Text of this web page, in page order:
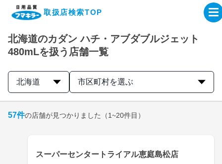
取扱店検索TOP
企業・IR情報サイト
製品情報サイト
取扱店検索はこちら
北海道のカダン ハチ・アブダブルジェット
480mLを扱う店舗一覧
北海道 市区町村を選ぶ
57件の店舗が見つかりました （1~20件目）
スーパーセンタートライアル恵庭島松店